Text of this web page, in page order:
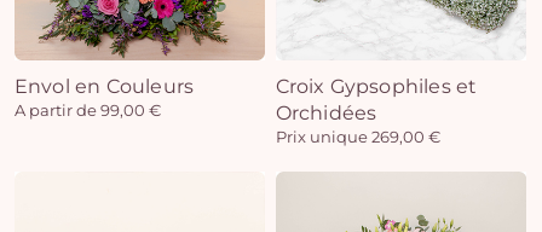
Envol en Couleurs
A partir de 99,00 €
Croix Gypsophiles et
Orchidées
Prix unique 269,00 €